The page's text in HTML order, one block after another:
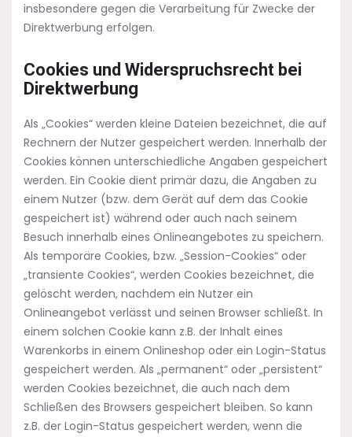
insbesondere gegen die Verarbeitung für Zwecke der
Direktwerbung erfolgen.
Cookies und Widerspruchsrecht bei
Direktwerbung
Als „Cookies“ werden kleine Dateien bezeichnet, die auf
Rechnern der Nutzer gespeichert werden. Innerhalb der
Cookies können unterschiedliche Angaben gespeichert
werden. Ein Cookie dient primär dazu, die Angaben zu
einem Nutzer (bzw. dem Gerät auf dem das Cookie
gespeichert ist) während oder auch nach seinem
Besuch innerhalb eines Onlineangebotes zu speichern.
Als temporäre Cookies, bzw. „Session-Cookies“ oder
„transiente Cookies“, werden Cookies bezeichnet, die
gelöscht werden, nachdem ein Nutzer ein
Onlineangebot verlässt und seinen Browser schließt. In
einem solchen Cookie kann z.B. der Inhalt eines
Warenkorbs in einem Onlineshop oder ein Login-Status
gespeichert werden. Als „permanent“ oder „persistent“
werden Cookies bezeichnet, die auch nach dem
Schließen des Browsers gespeichert bleiben. So kann
z.B. der Login-Status gespeichert werden, wenn die